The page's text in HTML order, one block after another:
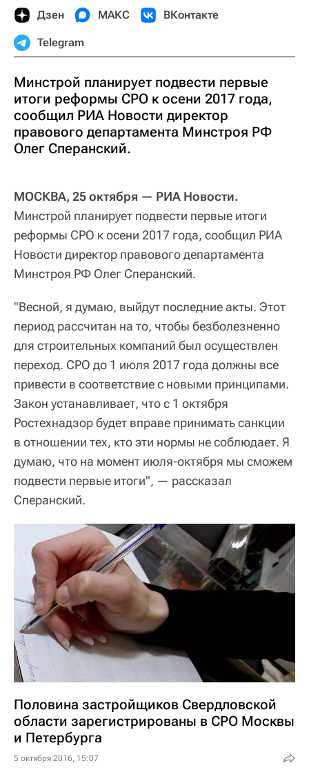
Дзен МАКС ВКонтакте
Telegram
Минстрой планирует подвести первые
итоги реформы СРО к осени 2017 года,
сообщил РИА Новости директор
правового департамента Минстроя РФ
Олег Сперанский.
МОСКВА, 25 октября — РИА Новости.
Минстрой планирует подвести первые итоги
реформы СРО к осени 2017 года, сообщил РИА
Новости директор правового департамента
Минстроя РФ Олег Сперанский.
"Весной, я думаю, выйдут последние акты. Этот
период рассчитан на то, чтобы безболезненно
для строительных компаний был осуществлен
переход. СРО до 1 июля 2017 года должны все
привести в соответствие с новыми принципами.
Закон устанавливает, что с 1 октября
Ростехнадзор будет вправе принимать санкции
в отношении тех, кто эти нормы не соблюдает. Я
думаю, что на момент июля-октября мы сможем
подвести первые итоги", — рассказал
Сперанский.
Половина застройщиков Свердловской
области зарегистрированы в СРО Москвы
и Петербурга
5 октября 2016, 15:07